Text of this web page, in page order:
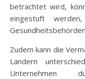
betrachtet wird,
eingestuft
Zudem kann die
Ländern
Unternehmen